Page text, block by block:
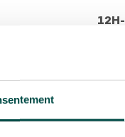
du Prix de Diane